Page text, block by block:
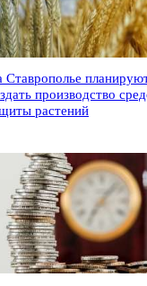
Ставрополье
производство
растений